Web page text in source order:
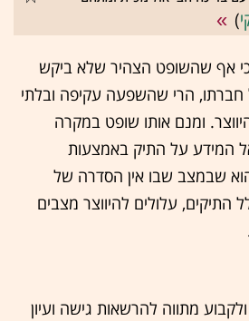
)
אף שהשופט הצהיר שלא ביקש
הרי שהשפעה עקיפה ובלתי
ומנם אותו שופט במקרה
המידע על התיק באמצעות
שבמצב שבו אין הסדרה של
עלולים להיווצר מצבים
מתווה להרשאות גישה ועיון